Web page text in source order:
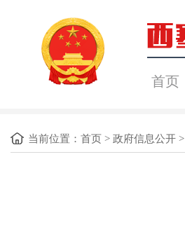
首页
当前位置： 首页 > 政府信息公开 >